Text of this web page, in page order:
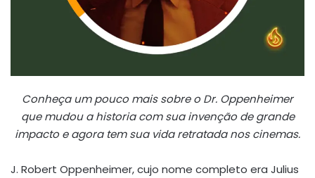
Conheça um pouco mais sobre o Dr. Oppenheimer
que mudou a historia com sua invenção de grande
impacto e agora tem sua vida retratada nos cinemas.
J. Robert Oppenheimer, cujo nome completo era Julius